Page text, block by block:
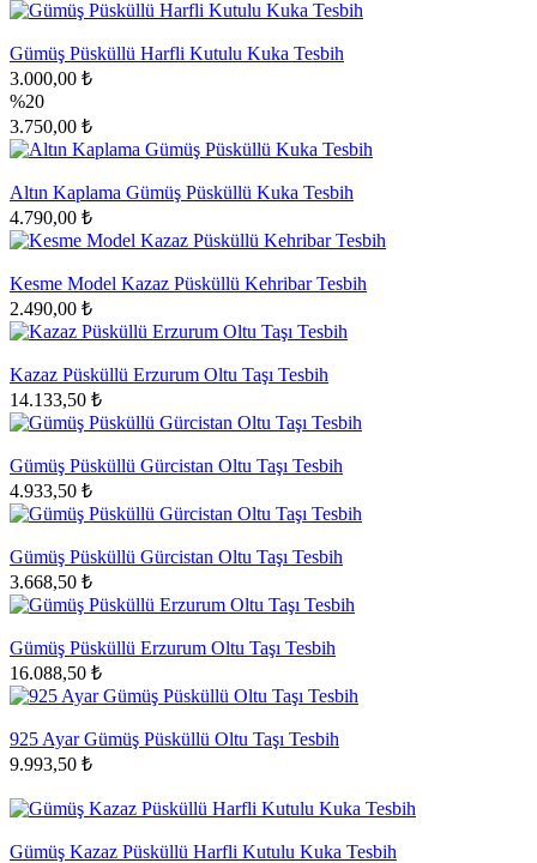
Gümüş Püsküllü Harfli Kutulu Kuka Tesbih
3.000,00 ₺
%20
3.750,00 ₺
Altın Kaplama Gümüş Püsküllü Kuka Tesbih
4.790,00 ₺
Kesme Model Kazaz Püsküllü Kehribar Tesbih
2.490,00 ₺
Kazaz Püsküllü Erzurum Oltu Taşı Tesbih
14.133,50 ₺
Gümüş Püsküllü Gürcistan Oltu Taşı Tesbih
4.933,50 ₺
Gümüş Püsküllü Gürcistan Oltu Taşı Tesbih
3.668,50 ₺
Gümüş Püsküllü Erzurum Oltu Taşı Tesbih
16.088,50 ₺
925 Ayar Gümüş Püsküllü Oltu Taşı Tesbih
9.993,50 ₺
Gümüş Kazaz Püsküllü Harfli Kutulu Kuka Tesbih